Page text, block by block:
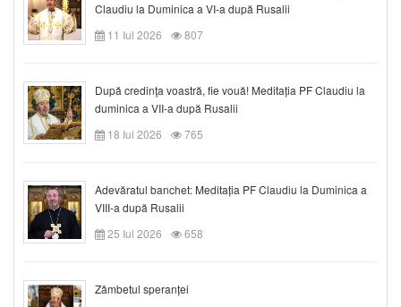
Claudiu la Duminica a VI-a după Rusalii
11 Iul 2026
807
După credinţa voastră, fie vouă! Meditația PF Claudiu la
duminica a VII-a după Rusalii
18 Iul 2026
765
Adevăratul banchet: Meditația PF Claudiu la Duminica a
VIII-a după Rusalii
25 Iul 2026
658
Zâmbetul speranței